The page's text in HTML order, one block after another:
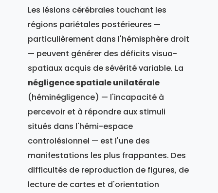
Les lésions cérébrales touchant les
régions pariétales postérieures —
particulièrement dans l'hémisphère droit
— peuvent générer des déficits visuo-
spatiaux acquis de sévérité variable. La
négligence spatiale unilatérale
(héminégligence) — l'incapacité à
percevoir et à répondre aux stimuli
situés dans l'hémi-espace
controlésionnel — est l'une des
manifestations les plus frappantes. Des
difficultés de reproduction de figures, de
lecture de cartes et d'orientation